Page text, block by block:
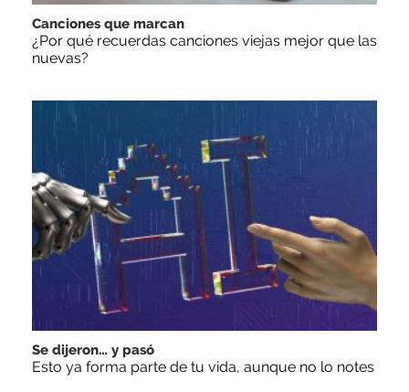
Canciones que marcan
¿Por qué recuerdas canciones viejas mejor que las
nuevas?
Se dijeron… y pasó
Esto ya forma parte de tu vida, aunque no lo notes